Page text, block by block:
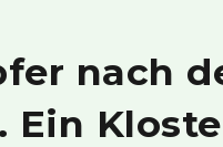
nach
Ein